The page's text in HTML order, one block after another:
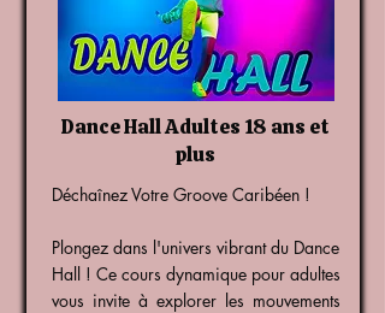
Dance Hall Adultes 18 ans et
plus
Déchaînez Votre Groove Caribéen !
Plongez dans l'univers vibrant du Dance
Hall ! Ce cours dynamique pour adultes
vous invite à explorer les mouvements